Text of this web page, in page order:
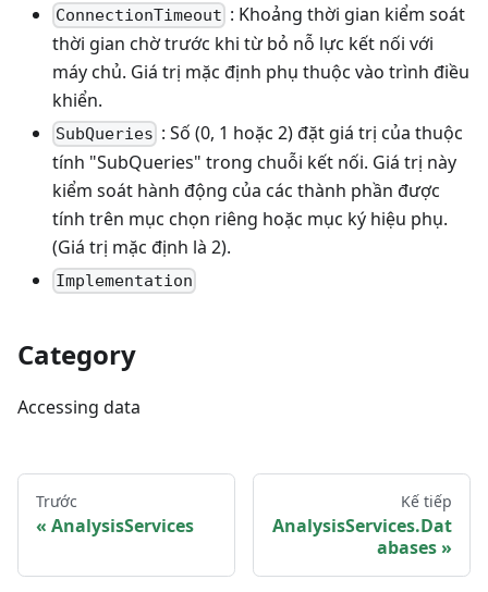
ConnectionTimeout : Khoảng thời gian kiểm soát
thời gian chờ trước khi từ bỏ nỗ lực kết nối với
máy chủ. Giá trị mặc định phụ thuộc vào trình điều
khiển.
SubQueries : Số (0, 1 hoặc 2) đặt giá trị của thuộc
tính "SubQueries" trong chuỗi kết nối. Giá trị này
kiểm soát hành động của các thành phần được
tính trên mục chọn riêng hoặc mục ký hiệu phụ.
(Giá trị mặc định là 2).
Implementation
Category
Accessing data
Trước
AnalysisServices
Kế tiếp
AnalysisServices.Dat
abases